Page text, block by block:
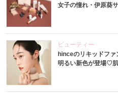
女子の憧れ・伊原葵
ビューティー
hinceのリキッドフ
明るい新色が登場♡